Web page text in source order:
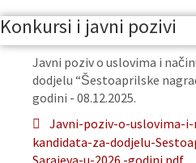
Konkursi i javni pozivi
Javni poziv o uslovima i
dodjelu “Šestoaprilske
godini - 08.12.2025.
Javni-poziv-o-uslovima-
kandidata-za-dodjelu-